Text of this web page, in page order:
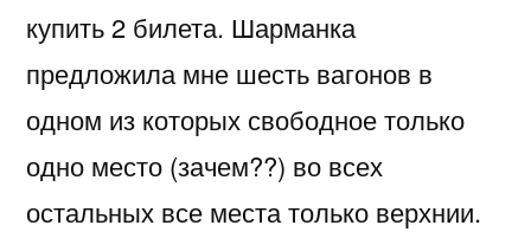
купить 2 билета. Шарманка
предложила мне шесть вагонов в
одном из которых свободное только
одно место (зачем??) во всех
остальных все места только верхнии.